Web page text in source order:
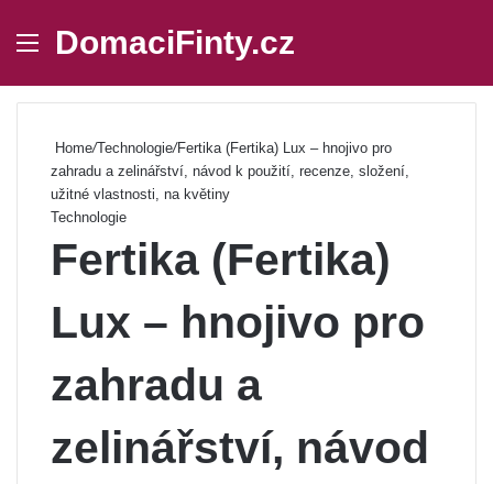
Menu
DomaciFinty.cz
Home/Technologie/Fertika (Fertika) Lux – hnojivo pro
zahradu a zelinářství, návod k použití, recenze, složení,
užitné vlastnosti, na květiny
Technologie
Fertika (Fertika)
Lux – hnojivo pro
zahradu a
zelinářství, návod